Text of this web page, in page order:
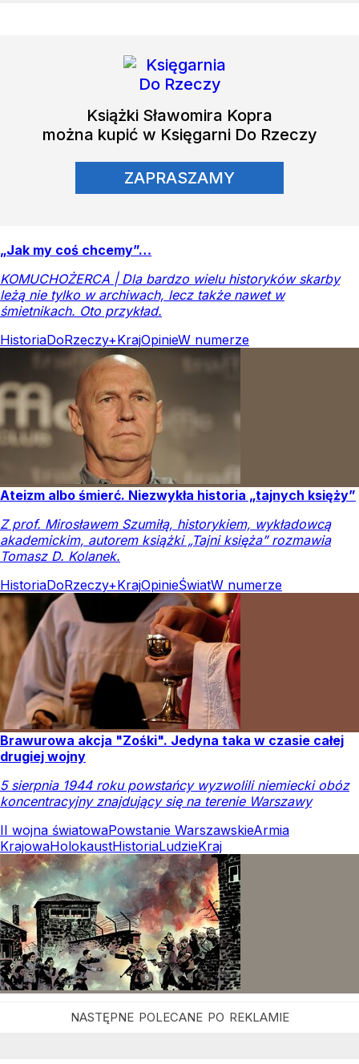
Książki Sławomira Kopra
można kupić w Księgarni Do Rzeczy
ZAPRASZAMY
„Jak my coś chcemy”…
KOMUCHOŻERCA | Dla bardzo wielu historyków skarby
leżą nie tylko w archiwach, lecz także nawet w
śmietnikach. Oto przykład.
HistoriaDoRzeczy+KrajOpinieW numerze
Ateizm albo śmierć. Niezwykła historia „tajnych księży”
Z prof. Mirosławem Szumiłą, historykiem, wykładowcą
akademickim, autorem książki „Tajni księża” rozmawia
Tomasz D. Kolanek.
HistoriaDoRzeczy+KrajOpinieŚwiatW numerze
Brawurowa akcja "Zośki". Jedyna taka w czasie całej
drugiej wojny
5 sierpnia 1944 roku powstańcy wyzwolili niemiecki obóz
koncentracyjny znajdujący się na terenie Warszawy
II wojna światowaPowstanie WarszawskieArmia
KrajowaHolokaustHistoriaLudzieKraj